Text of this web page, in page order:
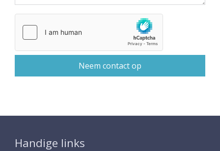
Handige links